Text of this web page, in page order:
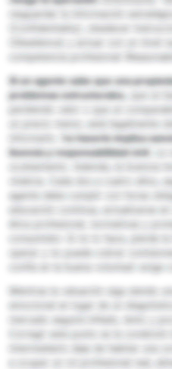
resguardar la información
(Confidentiality), obedecer
(Obedience) y actuar con un nivel
competencia profesional
Si un agente sabe que una
problemas estructurales,
que un
perdiendo valor o que un
un precio menor, está legalmente
informarlo. No hacerlo implica
licencia y responsabilidad civil.
La
ocultamiento. Además, la licencia
vitalicia. Cada dos a cuatro años,
agente debe cumplir con horas
educación continua, actualizarse en
ética profesional, normativas y
consumidor. Si no lo hace, pierde
operar y no puede cobrar
confía en la buena voluntad: exige
Mientras la valuación siga siendo
emocional en lugar de un
mercado seguirá inflado, lento y
Corregir este punto es la condición
intermediario deje de habitar una
a ocupar un rol profesional real,